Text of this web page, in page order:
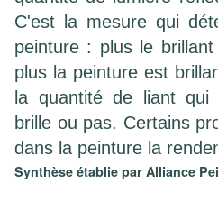
C'est la mesure qui
peinture : plus le
plus la peinture est
la quantité de liant qui
brille ou pas. Certains
dans la peinture la
Synthèse établie par Alliance